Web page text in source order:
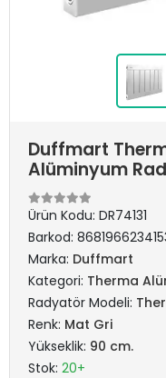
Duffmart
Alüminyum
Ürün Kodu: DR74131
Barkod:
Marka: Duffmart
Kategori: Therma
Radyatör Modeli:
Renk: Mat Gri
Yükseklik: 90 cm.
Stok: 20+